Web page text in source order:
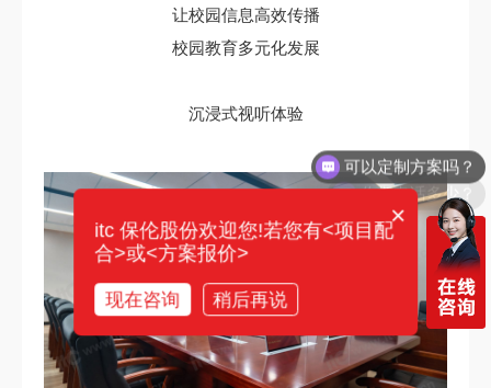
让校园信息高效传播
校园教育多元化发展
沉浸式视听体验
你们电话多少？
×
itc 保伦股份欢迎您!若您有<项目配
合>或<方案报价>
现在咨询 稍后再说